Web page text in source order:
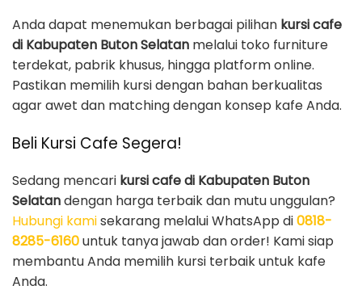
Anda dapat menemukan berbagai pilihan kursi cafe
di Kabupaten Buton Selatan melalui toko furniture
terdekat, pabrik khusus, hingga platform online.
Pastikan memilih kursi dengan bahan berkualitas
agar awet dan matching dengan konsep kafe Anda.
Beli Kursi Cafe Segera!
Sedang mencari kursi cafe di Kabupaten Buton
Selatandengan harga terbaik dan mutu unggulan?
Hubungi kamisekarang melalui WhatsApp di0818-
8285-6160untuk tanya jawab dan order! Kami siap
membantu Anda memilih kursi terbaik untuk kafe
Anda.